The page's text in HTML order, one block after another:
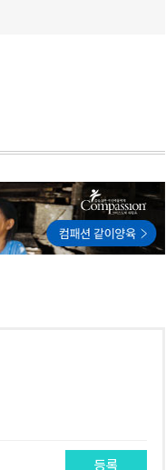
등록